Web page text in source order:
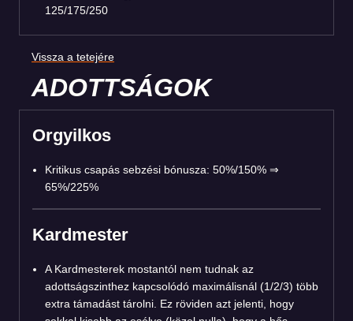
125/175/250
Vissza a tetejére
ADOTTSÁGOK
Orgyilkos
Kritikus csapás sebzési bónusza: 50%/150% ⇒
65%/225%
Kardmester
A Kardmesterek mostantól nem tudnak az
adottságszinthez kapcsolódó maximálisnál (1/2/3) több
extra támadást tárolni. Ez röviden azt jelenti, hogy